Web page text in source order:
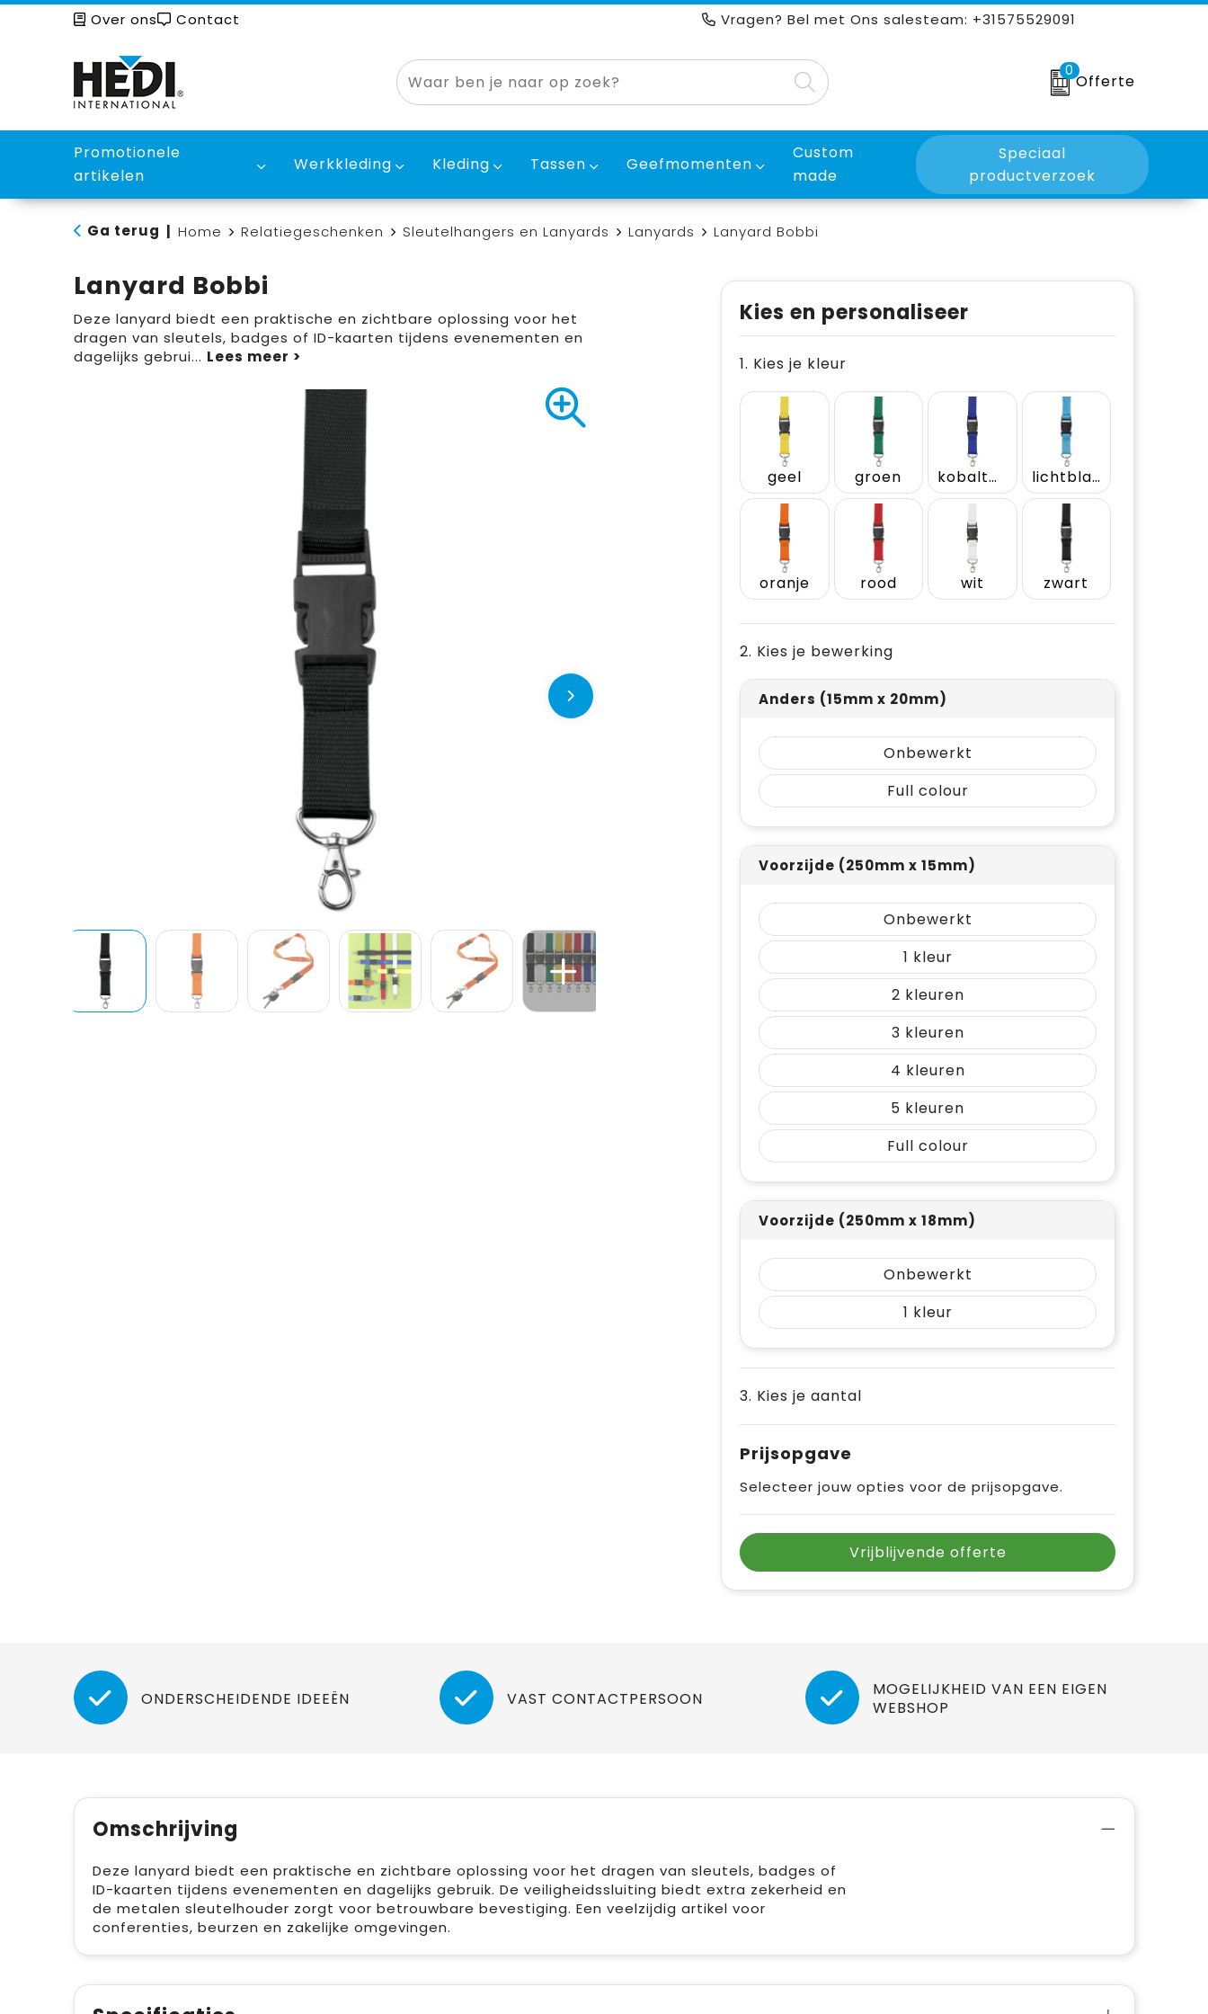
Over ons Contact Vragen? Bel met Ons salesteam: +31575529091
0
Offerte
Promotionele
artikelen
Werkkleding Kleding Tassen Geefmomenten
Custom
made
Speciaal
productverzoek
Ga terug Home Relatiegeschenken Sleutelhangers en Lanyards Lanyards Lanyard Bobbi
Lanyard Bobbi
Deze lanyard biedt een praktische en zichtbare oplossing voor het
dragen van sleutels, badges of ID-kaarten tijdens evenementen en
dagelijks gebrui...
Kies en personaliseer
1. Kies je kleur
geel groen kobaltblauw lichtblauw
oranje rood wit zwart
2. Kies je bewerking
Anders (15mm x 20mm)
Onbewerkt
Full colour
Voorzijde (250mm x 15mm)
Onbewerkt
1
2
3
4
5
Full colour
Voorzijde (250mm x 18mm)
Onbewerkt
1
3. Kies je aantal
Prijsopgave
Selecteer jouw opties voor de prijsopgave.
Vrijblijvende offerte
ONDERSCHEIDENDE IDEEËN VAST CONTACTPERSOON
MOGELIJKHEID VAN EEN EIGEN
WEBSHOP
Omschrijving
Deze lanyard biedt een praktische en zichtbare oplossing voor het dragen van sleutels, badges of
ID-kaarten tijdens evenementen en dagelijks gebruik. De veiligheidssluiting biedt extra zekerheid en
de metalen sleutelhouder zorgt voor betrouwbare bevestiging. Een veelzijdig artikel voor
conferenties, beurzen en zakelijke omgevingen.